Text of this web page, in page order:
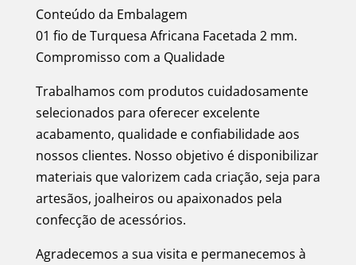
Conteúdo da Embalagem
01 fio de Turquesa Africana Facetada 2 mm.
Compromisso com a Qualidade
Trabalhamos com produtos cuidadosamente
selecionados para oferecer excelente
acabamento, qualidade e confiabilidade aos
nossos clientes. Nosso objetivo é disponibilizar
materiais que valorizem cada criação, seja para
artesãos, joalheiros ou apaixonados pela
confecção de acessórios.
Agradecemos a sua visita e permanecemos à